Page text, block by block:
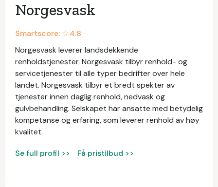
Norgesvask
Smartscore: ☆4.8
Norgesvask leverer landsdekkende
renholdstjenester. Norgesvask tilbyr renhold- og
servicetjenester til alle typer bedrifter over hele
landet. Norgesvask tilbyr et bredt spekter av
tjenester innen daglig renhold, nedvask og
gulvbehandling. Selskapet har ansatte med betydelig
kompetanse og erfaring, som leverer renhold av høy
kvalitet.
Se full profil >> Få pristilbud >>